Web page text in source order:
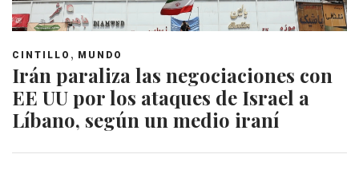
CINTILLO , MUNDO
Irán paraliza las negociaciones con
EE UU por los ataques de Israel a
Líbano, según un medio iraní